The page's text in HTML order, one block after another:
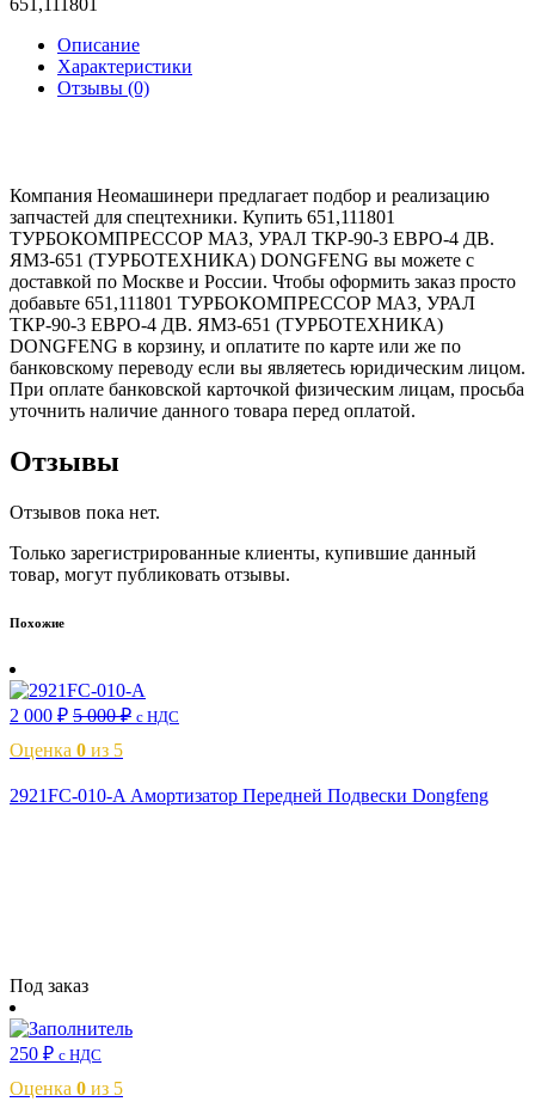
Описание
Характеристики
Отзывы (0)
Компания Неомашинери предлагает подбор и реализацию
запчастей для спецтехники. Купить 651,111801
ТУРБОКОМПРЕССОР МАЗ, УРАЛ ТКР-90-3 ЕВРО-4 ДВ.
ЯМЗ-651 (ТУРБОТЕХНИКА) DONGFENG вы можете с
доставкой по Москве и России. Чтобы оформить заказ просто
добавьте 651,111801 ТУРБОКОМПРЕССОР МАЗ, УРАЛ
ТКР-90-3 ЕВРО-4 ДВ. ЯМЗ-651 (ТУРБОТЕХНИКА)
DONGFENG в корзину, и оплатите по карте или же по
банковскому переводу если вы являетесь юридическим лицом.
При оплате банковской карточкой физическим лицам, просьба
уточнить наличие данного товара перед оплатой.
Отзывы
Отзывов пока нет.
Только зарегистрированные клиенты, купившие данный
товар, могут публиковать отзывы.
Похожие
2 000 ₽ 5 000₽ с НДС
Оценка 0 из 5
2921FC-010-A Амортизатор Передней Подвески Dongfeng
Под заказ
250 ₽ с НДС
Оценка 0 из 5